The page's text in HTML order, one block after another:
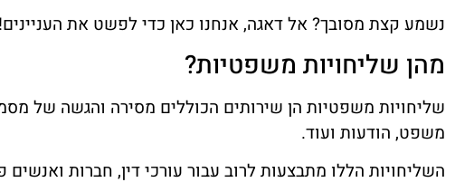
נשמע קצת מסובך? אל דאגה, אנחנו כאן כדי לפשט את העניינים!
מהן שליחויות משפטיות?
שליחויות משפטיות הן שירותים הכוללים מסירה והגשה של
משפט, הודעות ועוד.
השליחויות הללו מתבצעות לרוב עבור עורכי דין, חברות ואנשים